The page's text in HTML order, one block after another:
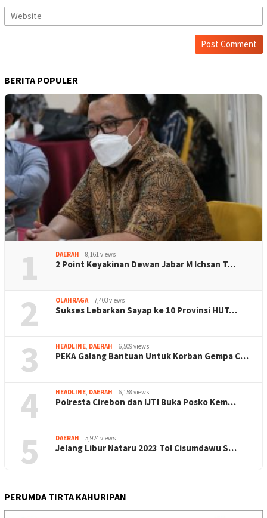
BERITA POPULER
1 DAERAH 8,161 views
2 Point Keyakinan Dewan Jabar M Ichsan T…
2 OLAHRAGA 7,403 views
Sukses Lebarkan Sayap ke 10 Provinsi HUT…
3 HEADLINE, DAERAH 6,509 views
PEKA Galang Bantuan Untuk Korban Gempa C…
4 HEADLINE, DAERAH 6,158 views
Polresta Cirebon dan IJTI Buka Posko Kem…
5 DAERAH 5,924 views
Jelang Libur Nataru 2023 Tol Cisumdawu S…
PERUMDA TIRTA KAHURIPAN